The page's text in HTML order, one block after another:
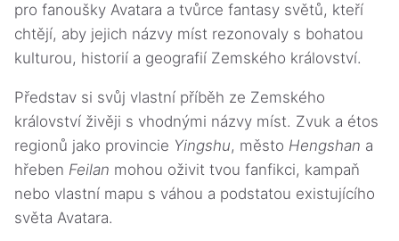
pro fanoušky Avatara a tvůrce fantasy světů, kteří
chtějí, aby jejich názvy míst rezonovaly s bohatou
kulturou, historií a geografií Zemského království.
Představ si svůj vlastní příběh ze Zemského
království živěji s vhodnými názvy míst. Zvuk a étos
regionů jako provincie Yingshu, město Hengshan a
hřeben Feilan mohou oživit tvou fanfikci, kampaň
nebo vlastní mapu s váhou a podstatou existujícího
světa Avatara.